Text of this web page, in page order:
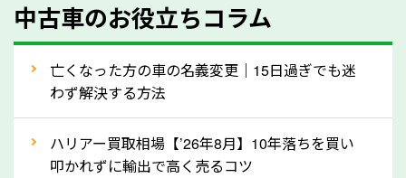
型式／グレード
走行距離（例：約〇万キロ）
車検の満了日
内装や外装の状態
定を行い高価買取価格をつけやすくなります。
中古車のお役立ちコラム
亡くなった方の車の名義変更｜15日過ぎでも迷
わず解決する方法
ハリアー買取相場【’26年8月】10年落ちを買い
叩かれずに輸出で高く売るコツ